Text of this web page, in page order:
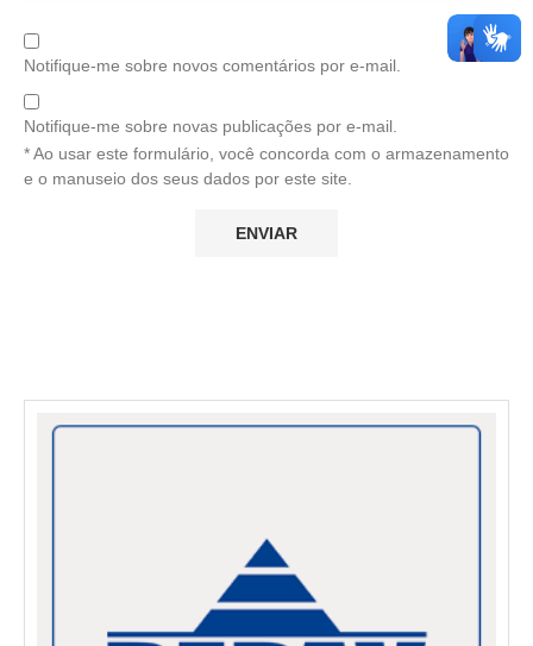
Notifique-me sobre novos comentários por e-mail.
Notifique-me sobre novas publicações por e-mail.
* Ao usar este formulário, você concorda com o armazenamento
e o manuseio dos seus dados por este site.